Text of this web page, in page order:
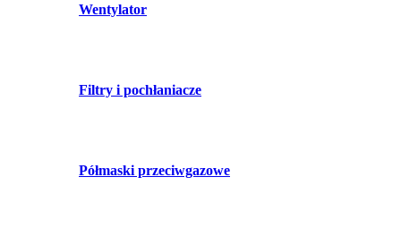
Wentylator
Filtry i pochłaniacze
Półmaski przeciwgazowe